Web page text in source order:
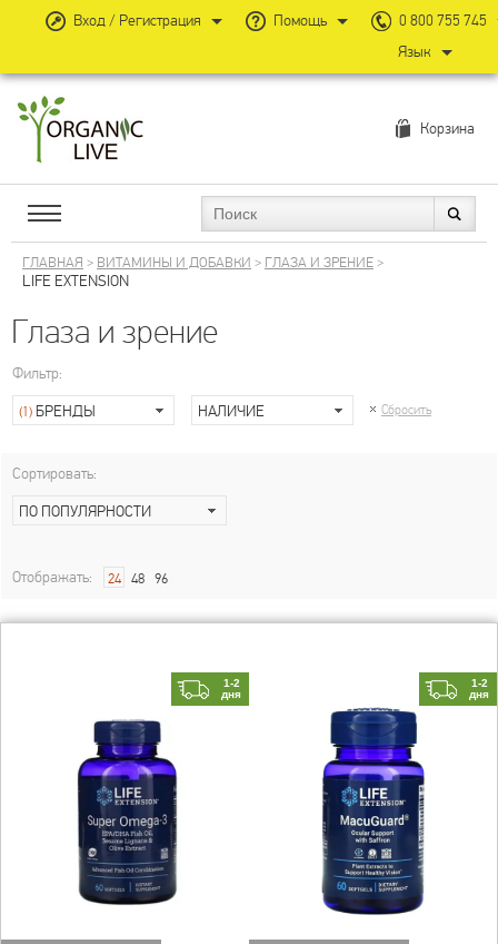
Корзина
ГЛАВНАЯ > ВИТАМИНЫ И ДОБАВКИ > ГЛАЗА И ЗРЕНИЕ>
LIFE EXTENSION
Глаза и зрение
Фильтр:
(1) БРЕНДЫ НАЛИЧИЕ Сбросить
Сортировать:
ПО ПОПУЛЯРНОСТИ
Отображать: 24 48 96
1-2
дня
1-2
дня
Вход / Регистрация Помощь
0 800 755 745
Язык